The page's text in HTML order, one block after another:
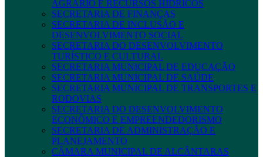
AGRÁRIO E RECURSOS HÍDRICOS
SECRETARIA DE FINANÇAS
SECRETARIA DE INCLUSÃO E
DESENVOLVIMENTO SOCIAL
SECRETARIA DO DESENVOLVIMENTO
TURÍSTICO E CULTURAL
SECRETARIA MUNICIPAL DE EDUCAÇÃO
SECRETARIA MUNICIPAL DE SAÚDE
SECRETARIA MUNICIPAL DE TRANSPORTES E
RODOVIAS
SECRETARIA DO DESENVOLVIMENTO
ECONÔMICO E EMPREENDEDORISMO
SECRETARIA DE ADMINISTRAÇÃO E
PLANEJAMENTO
CÂMARA MUNICIPAL DE ALCÂNTARAS